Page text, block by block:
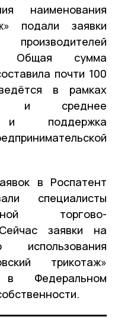
наименования
подали заявки
Общая сумма
почти 100
в рамках
и среднее
и поддержка
в Роспатент
специалисты
торгово-
заявки на
использования
трикотаж»
в Федеральном